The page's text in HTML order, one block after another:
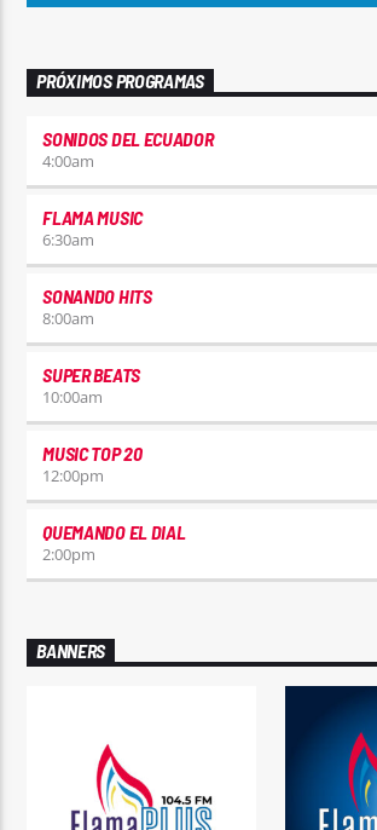
PRÓXIMOS PROGRAMAS
SONIDOS DEL ECUADOR
4:00am
FLAMA MUSIC
6:30am
SONANDO HITS
8:00am
SUPER BEATS
10:00am
MUSIC TOP 20
12:00pm
QUEMANDO EL DIAL
2:00pm
BANNERS